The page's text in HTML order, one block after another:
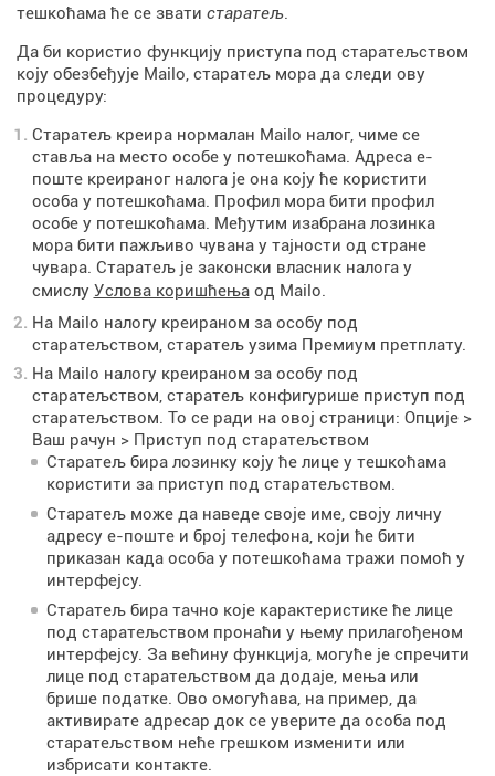
тешкоћама ће се звати старатељ.
Да би користио функцију приступа под старатељством
коју обезбеђује Mailo, старатељ мора да следи ову
процедуру:
Старатељ креира нормалан Mailo налог, чиме се
ставља на место особе у потешкоћама. Адреса е-
поште креираног налога је она коју ће користити
особа у потешкоћама. Профил мора бити профил
особе у потешкоћама. Међутим изабрана лозинка
мора бити пажљиво чувана у тајности од стране
чувара. Старатељ је законски власник налога у
смислу Услова коришћењаод Mailo.
На Mailo налогу креираном за особу под
старатељством, старатељ узима Премиум претплату.
На Mailo налогу креираном за особу под
старатељством, старатељ конфигурише приступ под
старатељством. То се ради на овој страници: Опције >
Ваш рачун > Приступ под старатељством
Старатељ бира лозинку коју ће лице у тешкоћама
користити за приступ под старатељством.
Старатељ може да наведе своје име, своју личну
адресу е-поште и број телефона, који ће бити
приказан када особа у потешкоћама тражи помоћ у
интерфејсу.
Старатељ бира тачно које карактеристике ће лице
под старатељством пронаћи у њему прилагођеном
интерфејсу. За већину функција, могуће је спречити
лице под старатељством да додаје, мења или
брише податке. Ово омогућава, на пример, да
активирате адресар док се уверите да особа под
старатељством неће грешком изменити или
избрисати контакте.